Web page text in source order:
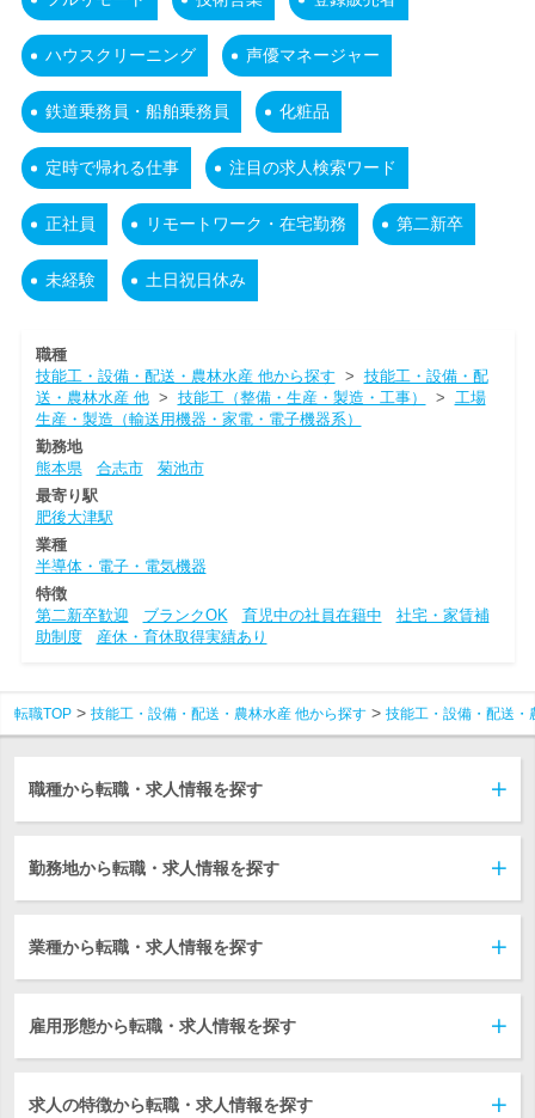
ハウスクリーニング 声優マネージャー
鉄道乗務員・船舶乗務員 化粧品
定時で帰れる仕事 注目の求人検索ワード
正社員 リモートワーク・在宅勤務 第二新卒
未経験 土日祝日休み
職種
技能工・設備・配送・農林水産 他から探す > 技能工・設備・配
送・農林水産 他> 技能工（整備・生産・製造・工事） > 工場
生産・製造（輸送用機器・家電・電子機器系）
勤務地
熊本県
合志市
菊池市
最寄り駅
肥後大津駅
業種
半導体・電子・電気機器
特徴
第二新卒歓迎
ブランクOK 育児中の社員在籍中
社宅・家賃補
助制度
産休・育休取得実績あり
転職TOP 技能工・設備・配送・農林水産 他から探す 技能工・設備・配送・
職種から転職・求人情報を探す
勤務地から転職・求人情報を探す
業種から転職・求人情報を探す
雇用形態から転職・求人情報を探す
求人の特徴から転職・求人情報を探す